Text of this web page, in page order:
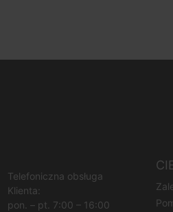
Telefoniczna obsługa
Klienta:
pon. – pt. 7:00 – 16:00